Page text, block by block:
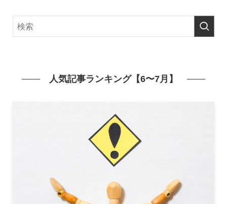
人気記事ランキング【6〜7月】